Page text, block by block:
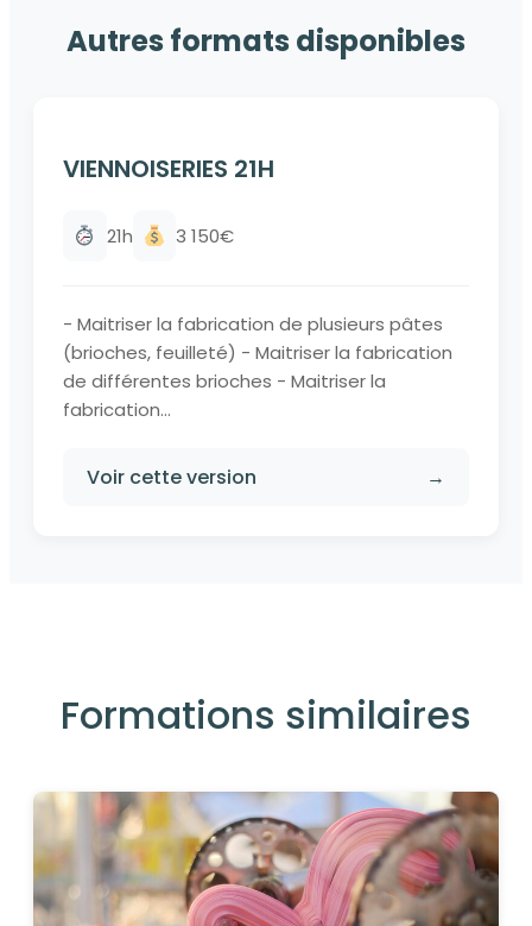
Autres formats disponibles
VIENNOISERIES 21H
21h 3 150€
- Maitriser la fabrication de plusieurs pâtes
(brioches, feuilleté) - Maitriser la fabrication
de différentes brioches - Maitriser la
fabrication...
Voir cette version →
Formations similaires